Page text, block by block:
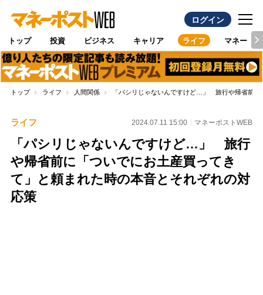
ログイン
トップ 投資 ビジネス キャリア ライフ マネー
トップ ライフ 人間関係 「パシリじゃないんですけど…」 旅行や帰省前に
ライフ 2024.07.11 15:00 マネーポストWEB
「パシリじゃないんですけど…」 旅行
や帰省前に「ついでにお土産買ってき
て」と頼まれた時の本音とそれぞれの対
応策